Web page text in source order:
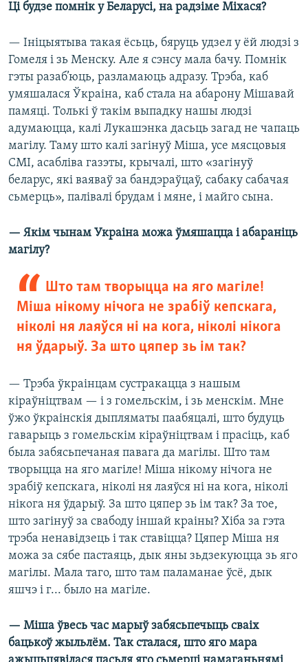
Ці будзе помнік у Беларусі, на радзіме Міхася?
— Ініцыятыва такая ёсьць, бяруць удзел у ёй людзі з
Гомеля і зь Менску. Але я сэнсу мала бачу. Помнік
гэты разаб’юць, разламаюць адразу. Трэба, каб
умяшалася Ўкраіна, каб стала на абарону Мішавай
памяці. Толькі ў такім выпадку нашы людзі
адумаюцца, калі Лукашэнка дасьць загад не чапаць
магілу. Таму што калі загінуў Міша, усе мясцовыя
СМІ, асабліва газэты, крычалі, што «загінуў
беларус, які ваяваў за бандэраўцаў, сабаку сабачая
сьмерць», палівалі брудам і мяне, і майго сына.
— Якім чынам Украіна можа ўмяшацца і абараніць
магілу?
Што там творыцца на яго магіле!
Міша нікому нічога не зрабіў кепскага,
ніколі ня лаяўся ні на кога, ніколі нікога
ня ўдарыў. За што цяпер зь ім так?
— Трэба ўкраінцам сустракацца з нашым
кіраўніцтвам — і з гомельскім, і зь менскім. Мне
ўжо ўкраінскія дыпляматы паабяцалі, што будуць
гаварыць з гомельскім кіраўніцтвам і прасіць, каб
была забясьпечаная павага да магілы. Што там
творыцца на яго магіле! Міша нікому нічога не
зрабіў кепскага, ніколі ня лаяўся ні на кога, ніколі
нікога ня ўдарыў. За што цяпер зь ім так? За тое,
што загінуў за свабоду іншай краіны? Хіба за гэта
трэба ненавідзець і так ставіцца? Цяпер Міша ня
можа за сябе пастаяць, дык яны зьдзекуюцца зь яго
магілы. Мала таго, што там паламанае ўсё, дык
яшчэ і г... было на магіле.
— Міша ўвесь час марыў забясьпечыць сваіх
бацькоў жыльлём. Так сталася, што яго мара